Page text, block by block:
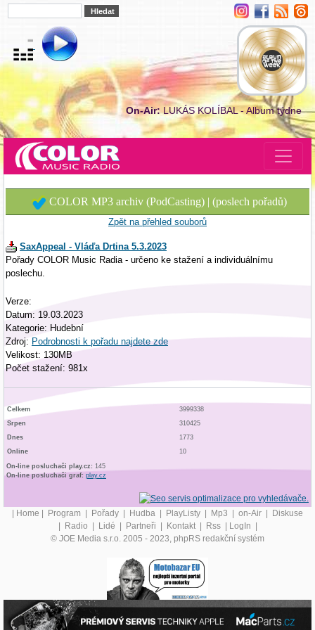
On-Air:LUKÁS KOLÍBAL - Album týdne
COLOR MP3 archiv (PodCasting) | (poslech pořadů)
Zpět na přehled souborů
SaxAppeal - Vláďa Drtina 5.3.2023
Pořady COLOR Music Radia - určeno ke stažení a individuálnímu
poslechu.
Verze:
Datum: 19.03.2023
Kategorie: Hudební
Zdroj: Podrobnosti k pořadu najdete zde
Velikost: 130MB
Počet stažení: 981x
Celkem
3999338
Srpen
310425
Dnes
1773
Online
10
On-line posluchači play.cz: 145
On-line posluchači graf: play.cz
| Home | Program | Pořady | Hudba | PlayListy | Mp3 | on-Air | Diskuse
| Radio | Lidé | Partneři | Kontakt | Rss | LogIn |
© JOE Media s.r.o. 2005 - 2023, phpRS redakční systém